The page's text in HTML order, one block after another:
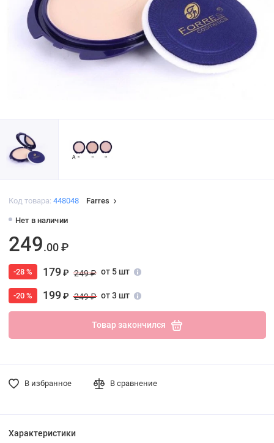
Код товара: 448048 Farres
Нет в наличии
249.00 ₽
-28 % 179₽ 249 ₽ от 5 шт
-20 % 199₽ 249 ₽ от 3 шт
Товар закончился
В избранное В сравнение
Характеристики